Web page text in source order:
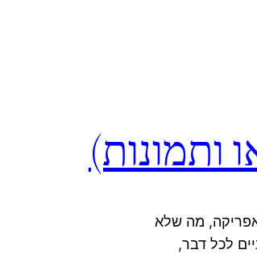
ותמונות)
מה שלא
לכל דבר,